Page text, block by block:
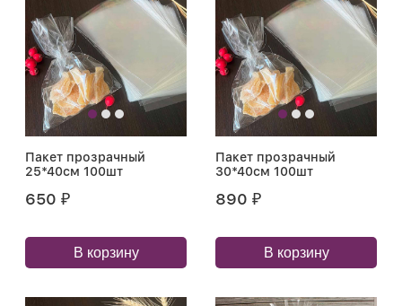
Пакет прозрачный
25*40см 100шт
650 ₽
В корзину
Пакет прозрачный
30*40см 100шт
890 ₽
В корзину